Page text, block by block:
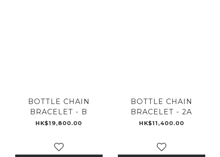
BOTTLE CHAIN
BRACELET - B
HK$19,800.00
BOTTLE CHAIN
BRACELET - 2A
HK$11,400.00